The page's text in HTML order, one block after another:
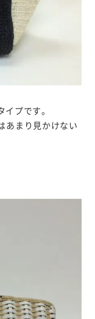
プです。
あまり見かけない